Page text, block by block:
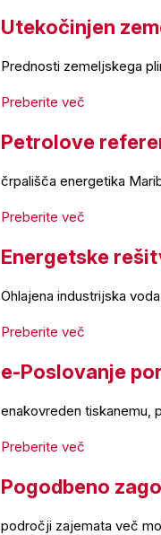
Utekočinjen
Prednosti zemeljskega
Preberite več
Petrolove
črpališča energetika
Preberite več
Energetske
Ohlajena industrijska
Preberite več
e-Poslovanje
enakovreden tiskanemu,
Preberite več
Pogodbeno
področji zajemata več